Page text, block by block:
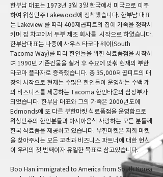
한부남 대표는 1973년 3월 3일 한국에서 미국으로 이주
하여 워싱턴주 Lakewood에 정착했습니다. 한부남 대표
는 Lakeview 를 따라 400제곱피트의 집에 가족을 정착시
키며 집 차고에서 두부 제조 회사를 시작으로 하였습니다.
한부남대표는 나중에 사우스 타코마 웨이(South
Tacoma Way)를 따라 한인들을 위한 식료품점을 시작하
여 1990년 기존건물을 철거 후 수요에 맞춰 현재의 부한
타코마 플라자로 증축했습니다. 총 35,000제곱피트의 매
장의 시작으로 현재는 수많은 한인들이 운영하는 수백 개
의 비즈니스를 제공하는 Tacoma 한인타운의 심장부가
되었습니다. 한부남 대표와 그의 가족은 2000년도에
Edmonds에 또 다른 부한마켓 식료품점을 운영함으로
워싱턴주의 한인분들과 아시아음식 사랑하는 모든 분들께
한국 식료품을 제공하고 있습니다. 부한마켓은 저희 마켓
을 찾아주시는 모든 고객과 비즈니스 파트너에 대한 헌신
이 우리의 첫 번째이자 유일한 목표로 삼고있습니다.
Boo Han immigrated to America from South Korea